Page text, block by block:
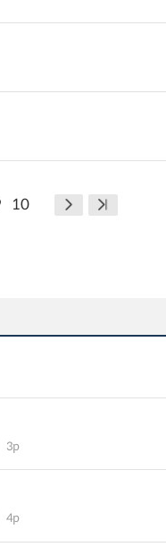
10
3p
4p